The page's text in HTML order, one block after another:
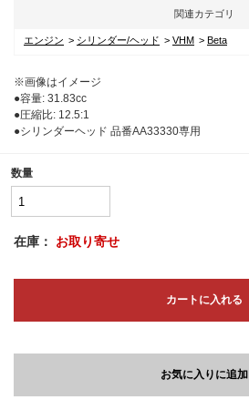
関連カテゴリ
エンジン シリンダー/ヘッド VHM Beta
※画像はイメージ
●容量: 31.83cc
●圧縮比: 12.5:1
●シリンダーヘッド 品番AA33330専用
数量
在庫： お取り寄せ
カートに入れる
お気に入りに追加